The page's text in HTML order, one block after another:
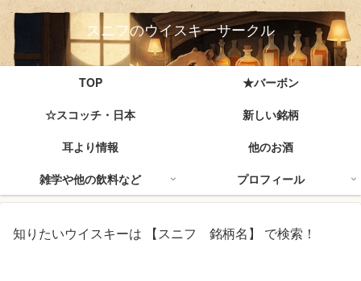
スニフのウイスキーサークル
TOP
★バーボン
☆スコッチ・日本
新しい銘柄
耳より情報
他のお酒
雑学や他の飲料など
プロフィール
知りたいウイスキーは 【スニフ 銘柄名】 で検索！